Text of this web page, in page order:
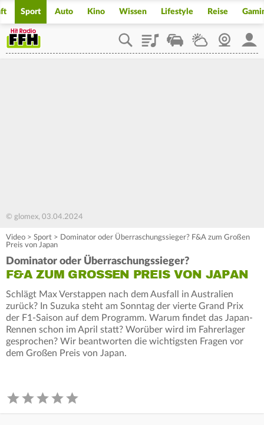
Sport Auto Kino Wissen Lifestyle Reise
PlaylistStaupilotWetterWebcam
© glomex, 03.04.2024
Video > Sport > Dominator oder Überraschungssieger? F&A zum Großen
Preis von Japan
Dominator oder Überraschungssieger?
F&A ZUM GROSSEN PREIS VON JAPAN
Schlägt Max Verstappen nach dem Ausfall in Australien
zurück? In Suzuka steht am Sonntag der vierte Grand Prix
der F1-Saison auf dem Programm. Warum findet das Japan-
Rennen schon im April statt? Worüber wird im Fahrerlager
gesprochen? Wir beantworten die wichtigsten Fragen vor
dem Großen Preis von Japan.